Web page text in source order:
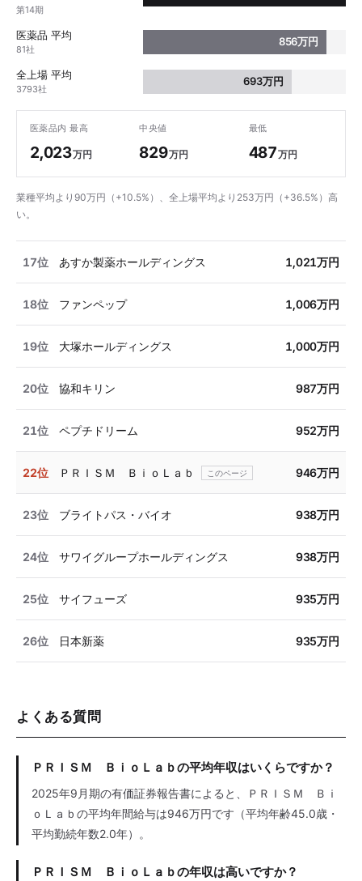
第14期
医薬品 平均
81社
856万円
全上場 平均
3793社
693万円
医薬品内 最高
2,023万円
中央値
829万円
最低
487万円
業種平均より90万円（+10.5%）、全上場平均より253万円（+36.5%）高
い。
17位 あすか製薬ホールディングス 1,021万円
18位 ファンペップ 1,006万円
19位 大塚ホールディングス 1,000万円
20位 協和キリン 987万円
21位 ペプチドリーム 952万円
22位 ＰＲＩＳＭ ＢｉｏＬａｂ 946万円
23位 ブライトパス・バイオ 938万円
24位 サワイグループホールディングス 938万円
25位 サイフューズ 935万円
26位 日本新薬 935万円
よくある質問
ＰＲＩＳＭ ＢｉｏＬａｂの平均年収はいくらですか？
2025年9月期の有価証券報告書によると、ＰＲＩＳＭ Ｂｉ
ｏＬａｂの平均年間給与は946万円です（平均年齢45.0歳・
平均勤続年数2.0年）。
ＰＲＩＳＭ ＢｉｏＬａｂの年収は高いですか？